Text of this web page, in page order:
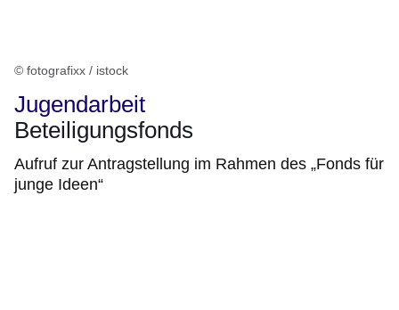
© fotografixx / istock
Jugendarbeit
Beteiligungsfonds
Aufruf zur Antragstellung im Rahmen des „Fonds für
junge Ideen“